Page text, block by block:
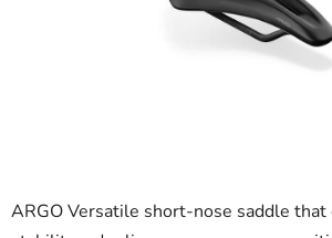
ARGO Versatile short-nose saddle that